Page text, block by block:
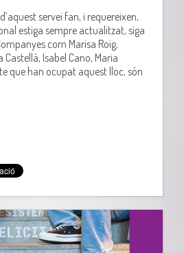
servei fan, i requereixen,
estiga sempre actualitzat, siga
com Marisa Roig,
Castellà, Isabel Cano, Maria
que han ocupat aquest lloc, són